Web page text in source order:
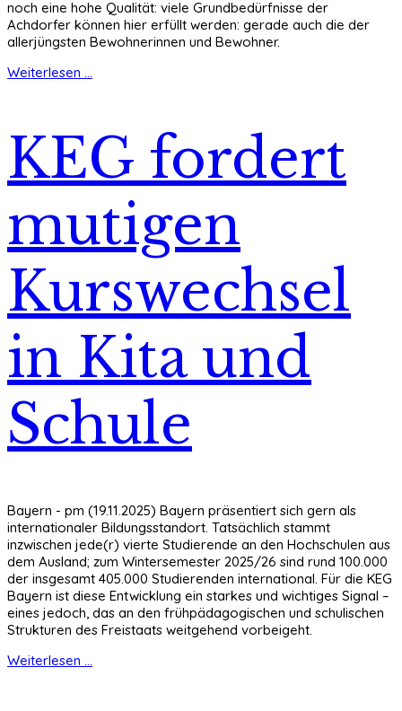
noch eine hohe Qualität: viele Grundbedürfnisse der
Achdorfer können hier erfüllt werden: gerade auch die der
allerjüngsten Bewohnerinnen und Bewohner.
Weiterlesen ...
KEG fordert
mutigen
Kurswechsel
in Kita und
Schule
Bayern - pm (19.11.2025) Bayern präsentiert sich gern als
internationaler Bildungsstandort. Tatsächlich stammt
inzwischen jede(r) vierte Studierende an den Hochschulen aus
dem Ausland; zum Wintersemester 2025/26 sind rund 100.000
der insgesamt 405.000 Studierenden international. Für die KEG
Bayern ist diese Entwicklung ein starkes und wichtiges Signal –
eines jedoch, das an den frühpädagogischen und schulischen
Strukturen des Freistaats weitgehend vorbeigeht.
Weiterlesen ...